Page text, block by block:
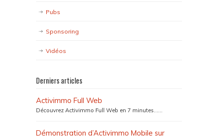
Pubs
Sponsoring
Vidéos
Derniers articles
Activimmo Full Web
Découvrez Activimmo Full Web en 7 minutes…...
Démonstration d’Activimmo Mobile sur